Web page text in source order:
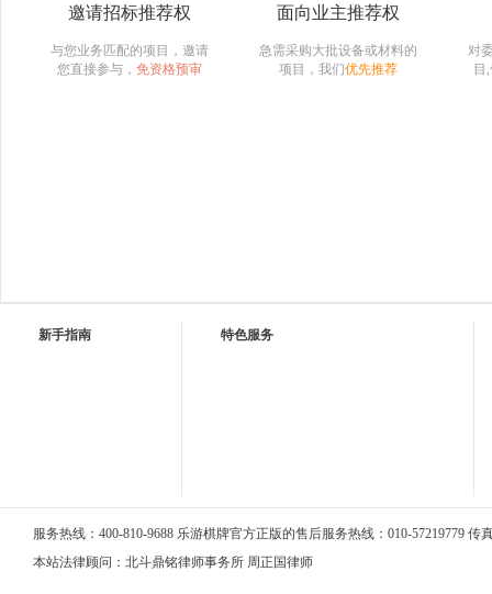
邀请招标推荐权
与您业务匹配的项目，邀请
您直接参与， 免资格预审
面向业主推荐权
急需采购大批设备或材料的
项目，我们优先推荐
对
目
新手指南 特色服务
服务热线：400-810-9688 乐游棋牌官方正版的售后服务热线：010-57219779 传
本站法律顾问：北斗鼎铭律师事务所 周正国律师